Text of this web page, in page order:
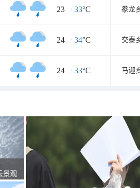
23 / 33°C 豢龙
24 / 34°C 交泰
24 / 33°C 马迎
景观